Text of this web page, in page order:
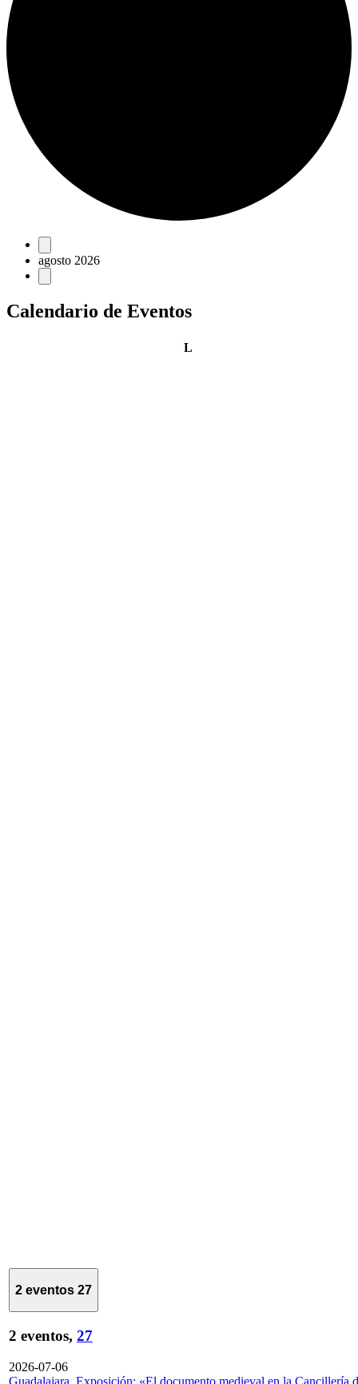
Eventos
agosto 2026
Calendario de Eventos
Llunes
2 eventos 27
2 eventos, 27
2026-07-06
Guadalajara. Exposición: «El documento medieval en la Cancillería